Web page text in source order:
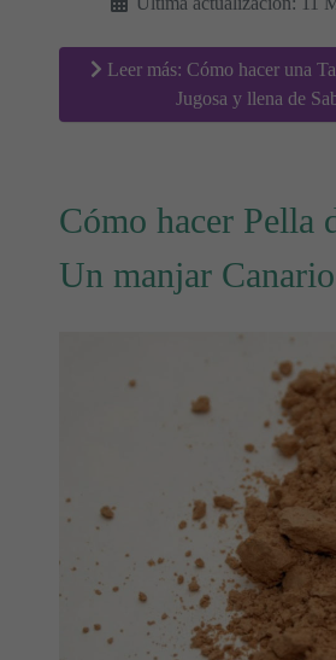
Leer más: Cómo hacer una
Jugosa y llena de
Cómo hacer Pella
Un manjar